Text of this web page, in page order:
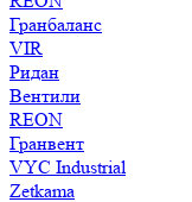
Гранбаланс
VIR
Ридан
Вентили
REON
Гранвент
VYC Industrial
Zetkama